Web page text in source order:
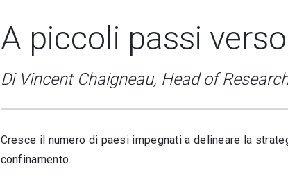
A piccoli passi
Di Vincent Chaigneau, Head of
Cresce il numero di paesi impegnati a delineare la
confinamento.